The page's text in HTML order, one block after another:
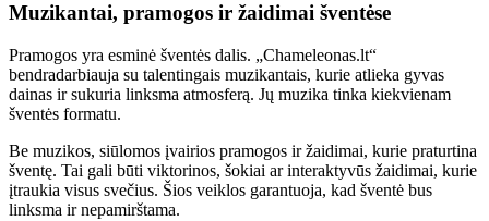
Muzikantai, pramogos ir žaidimai šventėse
Pramogos yra esminė šventės dalis. „Chameleonas.lt“
bendradarbiauja su talentingais muzikantais, kurie atlieka gyvas
dainas ir sukuria linksma atmosferą. Jų muzika tinka kiekvienam
šventės formatu.
Be muzikos, siūlomos įvairios pramogos ir žaidimai, kurie praturtina
šventę. Tai gali būti viktorinos, šokiai ar interaktyvūs žaidimai, kurie
įtraukia visus svečius. Šios veiklos garantuoja, kad šventė bus
linksma ir nepamirštama.